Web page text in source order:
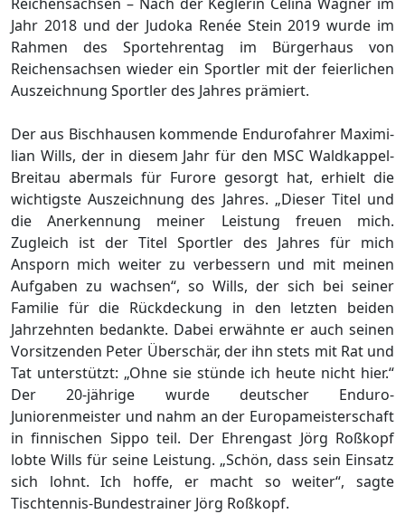
Jahr 2018 und der Judoka Renée Stein 2019 wurde im
Rahmen des Sportehrentag im Bürgerhaus von
Reichensachsen wieder ein Sportler mit der feierlichen
Auszeichnung Sportler des Jahres prämiert.
Der aus Bischhausen kommende Endurofahrer Ma­xi­mi­
li­an Wills, der in diesem Jahr für den MSC Wald­kap­pel-
Brei­t­au abermals für Furore gesorgt hat, erhielt die
wichtigste Auszeichnung des Jahres. „Dieser Titel und
die Anerkennung meiner Leistung freuen mich.
Zugleich ist der Titel Sportler des Jahres für mich
Ansporn mich weiter zu verbessern und mit meinen
Aufgaben zu wachsen“, so Wills, der sich bei seiner
Familie für die Rückdeckung in den letzten beiden
Jahrzehnten bedankte. Dabei erwähnte er auch seinen
Vorsitzenden Peter Überschär, der ihn stets mit Rat und
Tat unterstützt: „Ohne sie stünde ich heute nicht hier.“
Der 20-jährige wurde deutscher Enduro-
Juniorenmeister und nahm an der Eu­ro­pa­meis­ter­schaft
in finnischen Sippo teil. Der Ehrengast Jörg Roßkopf
lobte Wills für seine Leistung. „Schön, dass sein Einsatz
sich lohnt. Ich hoffe, er macht so weiter“, sagte
Tischtennis-Bundestrainer Jörg Roßkopf.